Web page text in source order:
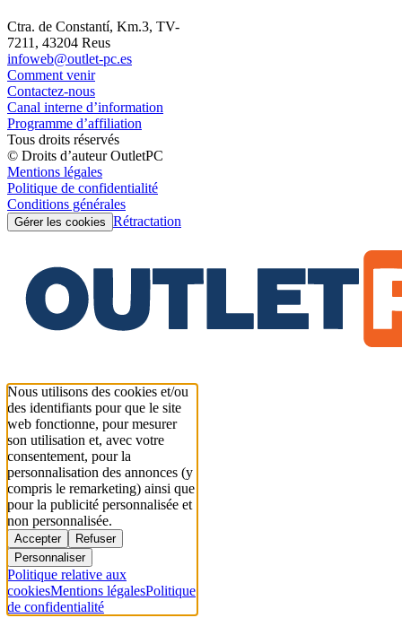
Ctra. de Constantí, Km.3, TV-
7211, 43204 Reus
infoweb@outlet-pc.es
Comment venir
Contactez-nous
Canal interne d’information
Programme d’affiliation
Tous droits réservés
© Droits d’auteur OutletPC
Mentions légales
Politique de confidentialité
Conditions générales
Gérer les cookies Rétractation
Nous utilisons des cookies et/ou
des identifiants pour que le site
web fonctionne, pour mesurer
son utilisation et, avec votre
consentement, pour la
personnalisation des annonces (y
compris le remarketing) ainsi que
pour la publicité personnalisée et
non personnalisée.
Accepter
Refuser
Personnaliser
Politique relative aux
cookiesMentions légalesPolitique
de confidentialité